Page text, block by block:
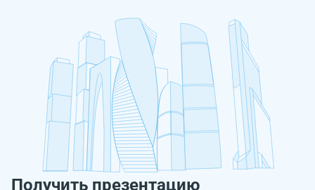
Получить презентацию